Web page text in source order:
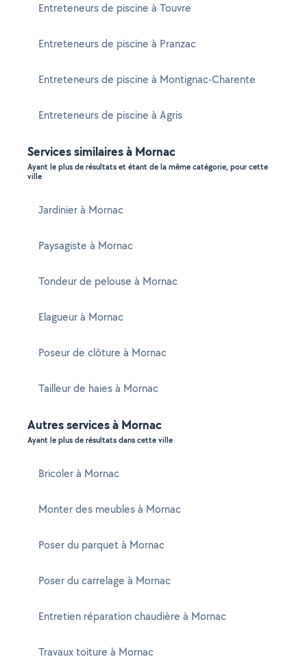
Entreteneurs de piscine à Touvre
Entreteneurs de piscine à Pranzac
Entreteneurs de piscine à Montignac-Charente
Entreteneurs de piscine à Agris
Services similaires à Mornac
Ayant le plus de résultats et étant de la même catégorie, pour cette
ville
Jardinier à Mornac
Paysagiste à Mornac
Tondeur de pelouse à Mornac
Elagueur à Mornac
Poseur de clôture à Mornac
Tailleur de haies à Mornac
Autres services à Mornac
Ayant le plus de résultats dans cette ville
Bricoler à Mornac
Monter des meubles à Mornac
Poser du parquet à Mornac
Poser du carrelage à Mornac
Entretien réparation chaudière à Mornac
Travaux toiture à Mornac